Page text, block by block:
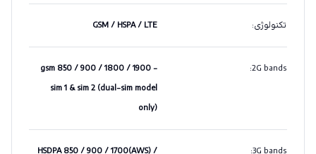
تکنولوژی:
GSM / HSPA / LTE
2G bands
:
gsm 850 / 900 / 1800 / 1900 -
sim 1 & sim 2 (dual-sim model
only)